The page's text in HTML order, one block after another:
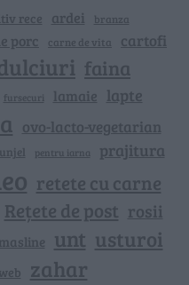
rece ardei branza
porc carne de vita cartofi
faina
fursecuri lamaie lapte
ovo-lacto-vegetarian
pentru iarna prajitura
retete cu carne
Rețete de post rosii
unt usturoi
web zahar